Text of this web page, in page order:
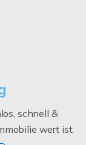
schnell &
wert ist.